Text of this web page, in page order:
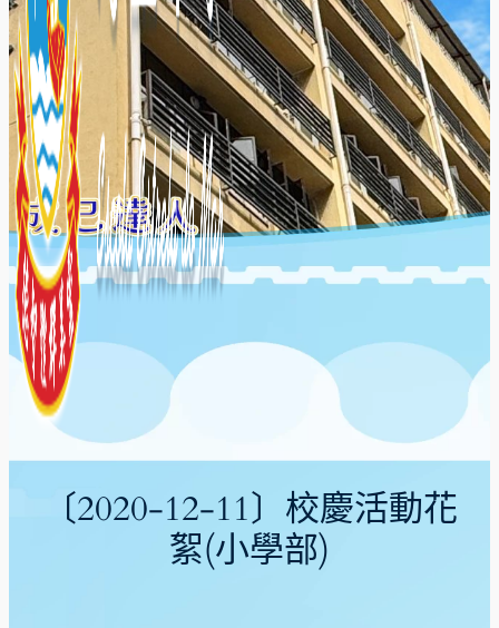
〔2020-12-11〕校慶活動花
絮(小學部)